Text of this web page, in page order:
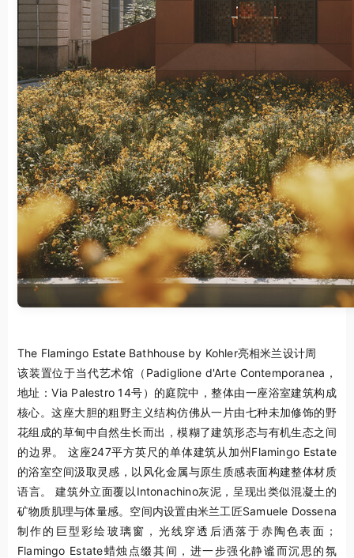
The Flamingo Estate Bathhouse by Kohler亮相米兰设计周
该装置位于当代艺术馆（Padiglione d'Arte Contemporanea，
地址：Via Palestro 14号）的庭院中，整体由一座浴室建筑构成
核心。这座大胆的粗野主义结构仿佛从一片由七种未加修饰的野
花组成的草甸中自然生长而出，模糊了建筑形态与有机生态之间
的边界。 这座247平方英尺的单体建筑从加州Flamingo Estate
的浴室空间汲取灵感，以风化金属与原生质感表面构建整体材质
语言。 建筑外立面覆以Intonachino灰泥，呈现出类似混凝土的
矿物质肌理与体量感。空间内设置由米兰工匠Samuele Dossena
制作的巨型彩绘玻璃窗，光线穿透后洒落于赤陶色表面；
Flamingo Estate蜡烛点缀其间，进一步强化静谧而沉思的氛